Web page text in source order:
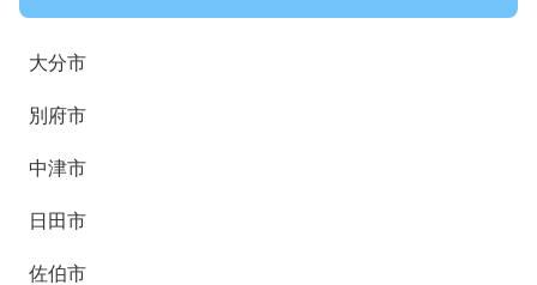
大分市
別府市
中津市
日田市
佐伯市